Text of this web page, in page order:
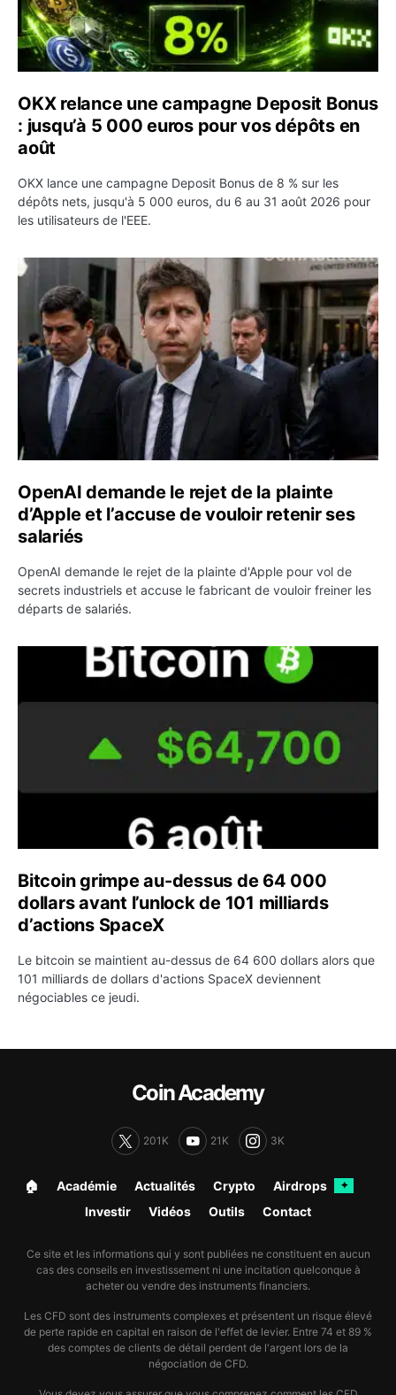
OKX relance une campagne Deposit Bonus
: jusqu’à 5 000 euros pour vos dépôts en
août
OKX lance une campagne Deposit Bonus de 8 % sur les
dépôts nets, jusqu'à 5 000 euros, du 6 au 31 août 2026 pour
les utilisateurs de l'EEE.
OpenAI demande le rejet de la plainte d’Apple et
OpenAI demande le rejet de la plainte
d’Apple et l’accuse de vouloir retenir ses
salariés
OpenAI demande le rejet de la plainte d'Apple pour vol de
secrets industriels et accuse le fabricant de vouloir freiner les
départs de salariés.
Bitcoin grimpe au-dessus de 64 000 dollars avant
Bitcoin grimpe au-dessus de 64 000
dollars avant l’unlock de 101 milliards
d’actions SpaceX
Le bitcoin se maintient au-dessus de 64 600 dollars alors que
101 milliards de dollars d'actions SpaceX deviennent
négociables ce jeudi.
Coin Academy
201K 21K 3K
🏠︎ Académie Actualités Crypto Airdrops ✦
Investir Vidéos Outils Contact
Ce site et les informations qui y sont publiées ne constituent en aucun
cas des conseils en investissement ni une incitation quelconque à
acheter ou vendre des instruments financiers.
Les CFD sont des instruments complexes et présentent un risque élevé
de perte rapide en capital en raison de l'effet de levier. Entre 74 et 89 %
des comptes de clients de détail perdent de l'argent lors de la
négociation de CFD.